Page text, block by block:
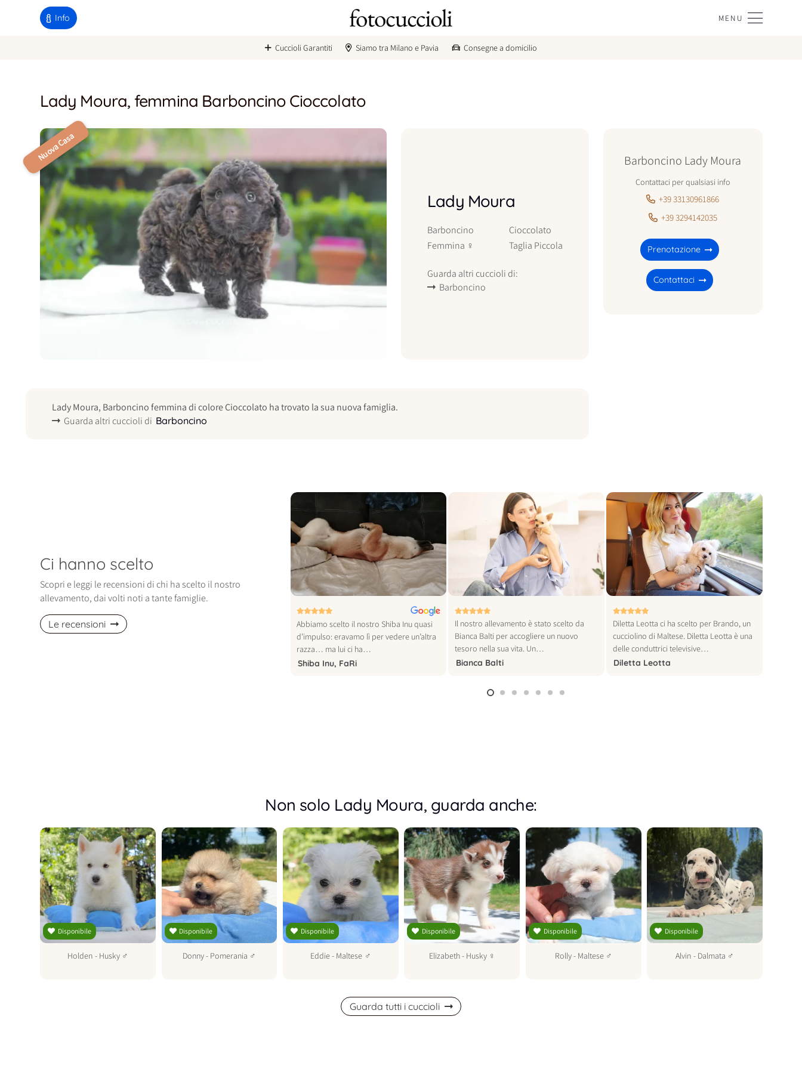
Info MENU
Cuccioli Garantiti Siamo tra Milano e Pavia Consegne a domicilio
Lady Moura, femmina Barboncino Cioccolato
Nuova Casa
Lady Moura
Barboncino
Femmina ♀
Cioccolato
Taglia Piccola
Guarda altri cuccioli di:
Barboncino
Lady Moura, Barboncino femmina di colore Cioccolato ha trovato la sua nuova famiglia.
Guarda altri cuccioli di Barboncino
Barboncino Lady Moura
Contattaci per qualsiasi info
+39 33130961866
+39 3294142035
Prenotazione
Contattaci
Ci hanno scelto
Scopri e leggi le recensioni di chi ha scelto il nostro
allevamento, dai volti noti a tante famiglie.
Le recensioni
di gennaio è entrata nella nostra
una cucciola di Spitz Pomerania
Abbiamo scelto il nostro Shiba Inu quasi
d’impulso: eravamo lì per vedere un’altra
razza… ma lui ci ha…
Shiba Inu, FaRi
© foto vogue italia
Il nostro allevamento è stato scelto da
Bianca Balti per accogliere un nuovo
tesoro nella sua vita. Un…
Bianca Balti
© foto instagram
Diletta Leotta ci ha scelto per Brando, un
cucciolino di Maltese. Diletta Leotta è una
delle conduttrici televisive…
Diletta Leotta
Non solo Lady Moura, guarda anche:
Disponibile
Holden - Husky ♂
Disponibile
Donny- Pomerania ♂
Disponibile
Eddie- Maltese ♂
Disponibile
Elizabeth- Husky ♀
Disponibile
Rolly- Maltese ♂
Disponibile
Alvin - Dalmata ♂
Guarda tutti i cuccioli